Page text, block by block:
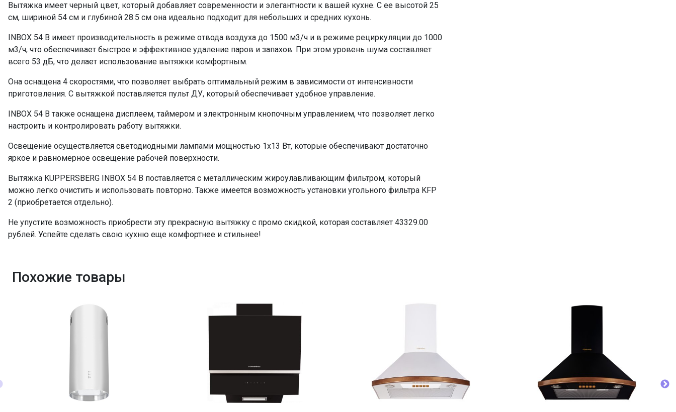
Количество ламп освещения
1
Пульт ДУ
да
Угольный фильтр
KFP 2 (приобретается отдельно)
Фильтр
металлический жироулавливающий
ПРОМО Скидка
=43329.00
Вытяжка имеет черный цвет, который добавляет современности и элегантности к вашей кухне. С ее высотой 25
см, шириной 54 см и глубиной 28.5 см она идеально подходит для небольших и средних кухонь.
INBOX 54 B имеет производительность в режиме отвода воздуха до 1500 м3/ч и в режиме рециркуляции до 1000
м3/ч, что обеспечивает быстрое и эффективное удаление паров и запахов. При этом уровень шума составляет
всего 53 дБ, что делает использование вытяжки комфортным.
Она оснащена 4 скоростями, что позволяет выбрать оптимальный режим в зависимости от интенсивности
приготовления. С вытяжкой поставляется пульт ДУ, который обеспечивает удобное управление.
INBOX 54 B также оснащена дисплеем, таймером и электронным кнопочным управлением, что позволяет легко
настроить и контролировать работу вытяжки.
Освещение осуществляется светодиодными лампами мощностью 1x13 Вт, которые обеспечивают достаточно
яркое и равномерное освещение рабочей поверхности.
Вытяжка KUPPERSBERG INBOX 54 B поставляется с металлическим жироулавливающим фильтром, который
можно легко очистить и использовать повторно. Также имеется возможность установки угольного фильтра KFP
2 (приобретается отдельно).
Не упустите возможность приобрести эту прекрасную вытяжку с промо скидкой, которая составляет 43329.00
рублей. Успейте сделать свою кухню еще комфортнее и стильнее!
Похожие товары